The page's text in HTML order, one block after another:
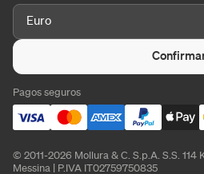
Euro
Pagos seguros
© 2011-2026 Mollura & C. S.p.A. S.S.
Messina | P.IVA IT02759750835